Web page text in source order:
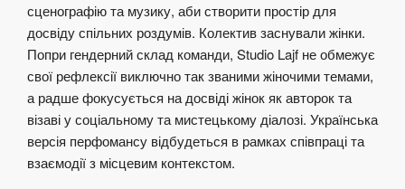
сценографію та музику, аби створити простір для
досвіду спільних роздумів. Колектив заснували жінки.
Попри гендерний склад команди, Studio Lajf не обмежує
свої рефлексії виключно так званими жіночими темами,
а радше фокусується на досвіді жінок як авторок та
візаві у соціальному та мистецькому діалозі. Українська
версія перфомансу відбудеться в рамках співпраці та
взаємодії з місцевим контекстом.